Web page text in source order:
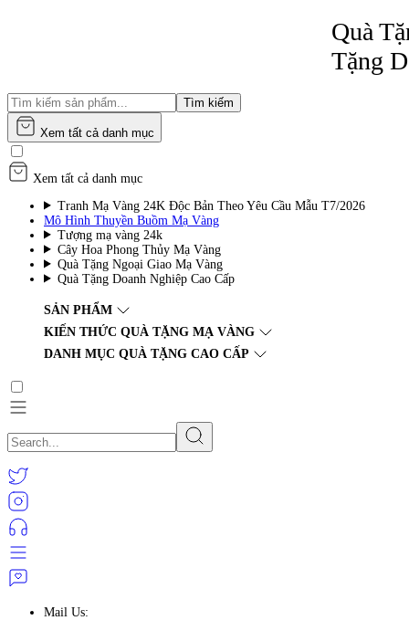
Quà Tặng
Tặng
Tìm kiếm
Xem tất cả danh mục
Xem tất cả danh mục
Tranh Mạ Vàng 24K Độc Bản Theo Yêu Cầu Mẫu T7/2026
Mô Hình Thuyền Buồm Mạ Vàng
Tượng mạ vàng 24k
Cây Hoa Phong Thủy Mạ Vàng
Quà Tặng Ngoại Giao Mạ Vàng
Quà Tặng Doanh Nghiệp Cao Cấp
SẢN PHẨM
KIẾN THỨC QUÀ TẶNG MẠ VÀNG
DANH MỤC QUÀ TẶNG CAO CẤP
Mail Us: